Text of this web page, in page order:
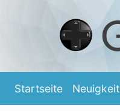
Startseite